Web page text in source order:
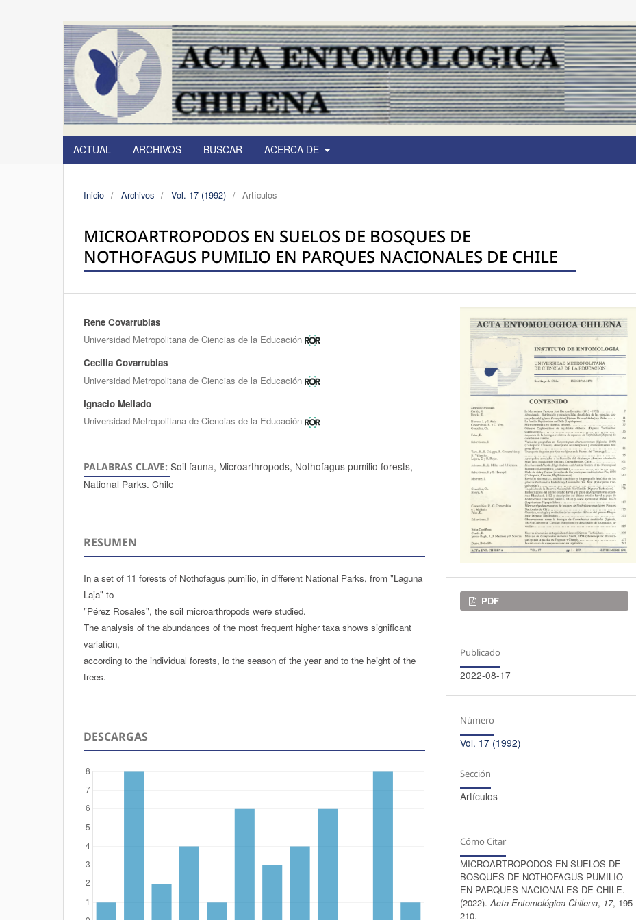
ACTUAL ARCHIVOS BUSCAR ACERCA DE
Inicio / Archivos / Vol. 17 (1992) / Artículos
MICROARTROPODOS EN SUELOS DE BOSQUES DE
NOTHOFAGUS PUMILIO EN PARQUES NACIONALES DE CHILE
Autores/as
Rene Covarrubias
Universidad Metropolitana de Ciencias de la Educación
Cecilia Covarrubias
Universidad Metropolitana de Ciencias de la Educación
Ignacio Mellado
Universidad Metropolitana de Ciencias de la Educación
PALABRAS CLAVE: Soil fauna, Microarthropods, Nothofagus pumilio forests,
National Parks. Chile
RESUMEN
In a set of 11 forests of Nothofagus pumilio, in different National Parks, from "Laguna
Laja" to
"Pérez Rosales", the soil microarthropods were studied.
The analysis of the abundances of the most frequent higher taxa shows significant
variation,
according to the individual forests, lo the season of the year and to the height of the
trees.
DESCARGAS
Descargas
PDF
Publicado
2022-08-17
Número
Vol. 17 (1992)
Sección
Artículos
Cómo Citar
MICROARTROPODOS EN SUELOS DE
BOSQUES DE NOTHOFAGUS PUMILIO
EN PARQUES NACIONALES DE CHILE.
(2022).Acta Entomológica Chilena, 17, 195-
210.